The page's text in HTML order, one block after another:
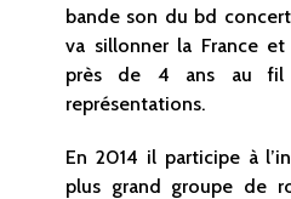
bande son du bd
va sillonner la France
près de 4 ans au fil
représentations.
En 2014 il participe à
plus grand groupe de